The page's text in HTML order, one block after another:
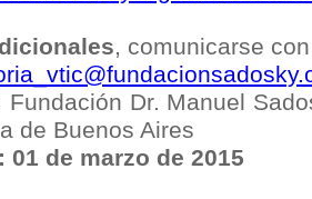
, comunicarse
Dr. Manuel
de Buenos Aires
01 de marzo de 2015